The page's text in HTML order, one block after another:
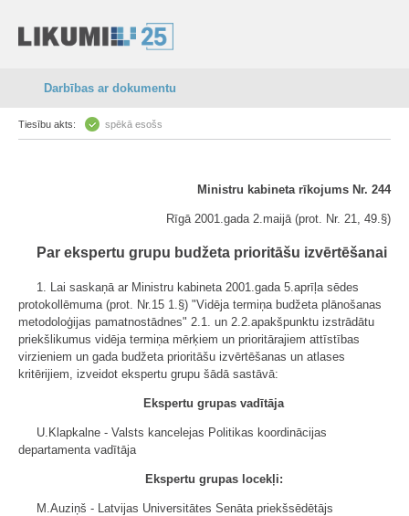
Darbības ar dokumentu
Tiesību akts: spēkā esošs
Ministru kabineta rīkojums Nr. 244
Rīgā 2001.gada 2.maijā (prot. Nr. 21, 49.§)
Par ekspertu grupu budžeta prioritāšu izvērtēšanai
1. Lai saskaņā ar Ministru kabineta 2001.gada 5.aprīļa sēdes
protokollēmuma (prot. Nr.15 1.§) "Vidēja termiņa budžeta plānošanas
metodoloģijas pamatnostādnes" 2.1. un 2.2.apakšpunktu izstrādātu
priekšlikumus vidēja termiņa mērķiem un prioritārajiem attīstības
virzieniem un gada budžeta prioritāšu izvērtēšanas un atlases
kritērijiem, izveidot ekspertu grupu šādā sastāvā:
Ekspertu grupas vadītāja
U.Klapkalne - Valsts kancelejas Politikas koordinācijas
departamenta vadītāja
Ekspertu grupas locekļi:
M.Auziņš - Latvijas Universitātes Senāta priekšsēdētājs